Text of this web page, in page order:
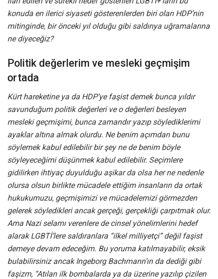
konuda en ilerici siyaseti gösterenlerden biri olan HDP’nin
mitinginde, bir önceki yıl olduğu gibi saldırıya uğramalarına
ne diyeceğiz?
Politik değerlerim ve mesleki geçmişim
ortada
Kürt hareketine ya da HDP’ye faşist demek bunca yıldır
savunduğum politik değerleri ve o değerleri besleyen
mesleki geçmişimi, bunca zamandır yazıp söylediklerimi
ayaklar altına almak olurdu. Ne benim açımdan bunu
söylemek kabul edilebilir bir şey ne de benim böyle
söyleyeceğimi düşünmek kabul edilebilir. Seçimlere
gidilirken ihtiyaç duyulduğu aşikar da olsa her ne nedenle
olursa olsun birlikte mücadele ettiğim insanların da ortak
hukukumuzu, geçmişimizi ve mücadelemizi görmezden
gelerek söyledikleri ancak gerçeği, gerçekliği çarpıtmak olur.
Ama Nazi selamı verenlere de cinsel yönelimlerini hedef
alarak LGBTİ’lere saldıranlara “ilkel milliyetçi” değil faşist
demeye devam edeceğim. Bu yoruma katılmayabilir, eksik
bulabilirsiniz ancak Ingeborg Bachmann’ın da dediği gibi
faşizm, “Atılan ilk bombalarda ya da üzerine yazılıp çizilen